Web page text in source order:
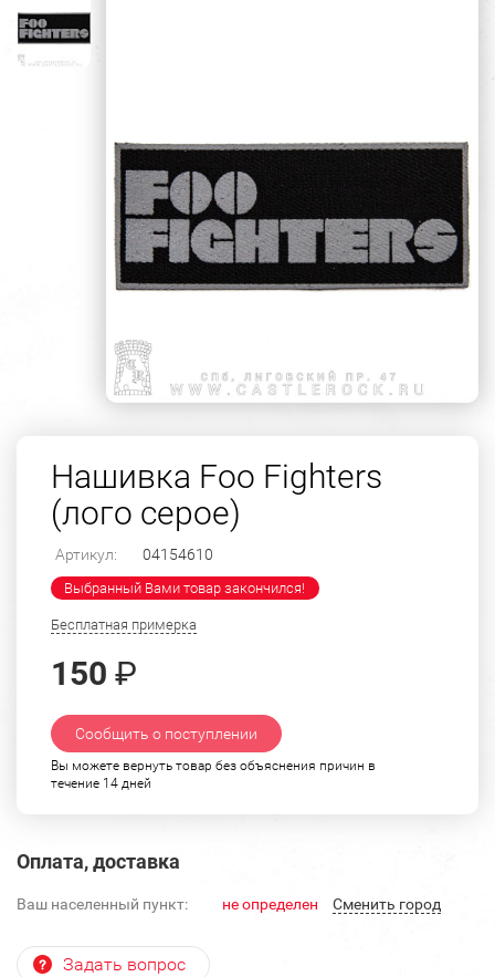
Нашивка Foo Fighters
(лого серое)
Артикул: 04154610
Выбранный Вами товар закончился!
Бесплатная примерка
150 ₽
Сообщить о поступлении
Вы можете вернуть товар без объяснения причин в
течение 14 дней
Оплата, доставка
Ваш населенный пункт: не определен Cменить город
Задать вопрос